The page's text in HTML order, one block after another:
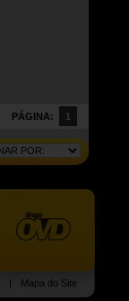
PÁGINA: 1
| Mapa do Site